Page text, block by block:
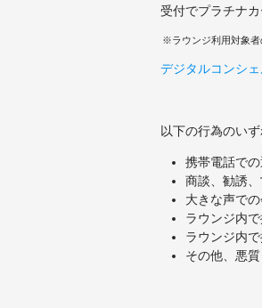
受付でプラチナ
ラウンジ利用対象
デジタルコンシェ
以下の行為のい
携帯電話で
商談、勧誘
大きな声で
ラウンジ内
ラウンジ内
その他、悪